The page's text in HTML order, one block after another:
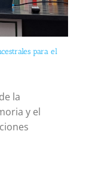
para el
la
y el